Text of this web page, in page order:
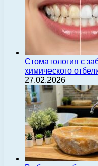
Стоматология с
химического
27.02.2026